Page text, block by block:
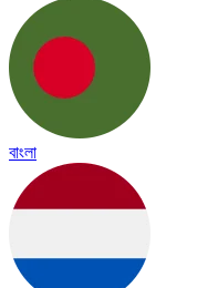
বাংলা